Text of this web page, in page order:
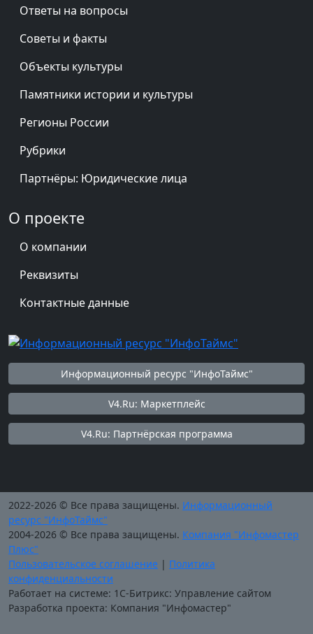
Ответы на вопросы
Советы и факты
Объекты культуры
Памятники истории и культуры
Регионы России
Рубрики
Партнёры: Юридические лица
О проекте
О компании
Реквизиты
Контактные данные
Информационный ресурс "ИнфоТаймс"
V4.Ru: Маркетплейс
V4.Ru: Партнёрская программа
2022-2026 © Все права защищены. Информационный
ресурс "ИнфоТаймс"
2004-2026 © Все права защищены. Компания "Инфомастер
Плюс"
Пользовательское соглашение | Политика
конфиденциальности
Работает на системе: 1С-Битрикс: Управление сайтом
Разработка проекта: Компания "Инфомастер"